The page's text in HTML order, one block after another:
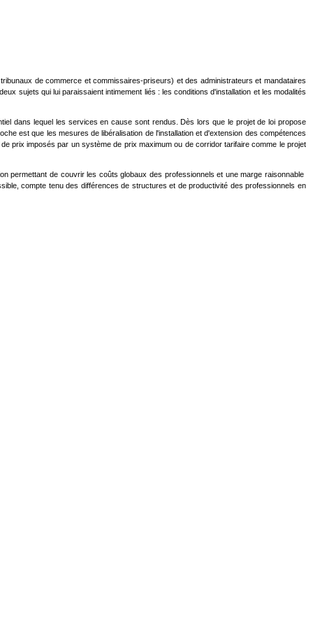
de commerce et commissaires-priseurs) et des administrateurs et mandataires
sujets qui lui paraissaient intimement liés : les conditions d'installation et les modalités
dans lequel les services en cause sont rendus. Dès lors que le projet de loi propose
est que les mesures de libéralisation de l'installation et d'extension des compétences
prix imposés par un système de prix maximum ou de corridor tarifaire comme le projet
permettant de couvrir les coûts globaux des professionnels et une marge raisonnable
compte tenu des différences de structures et de productivité des professionnels en